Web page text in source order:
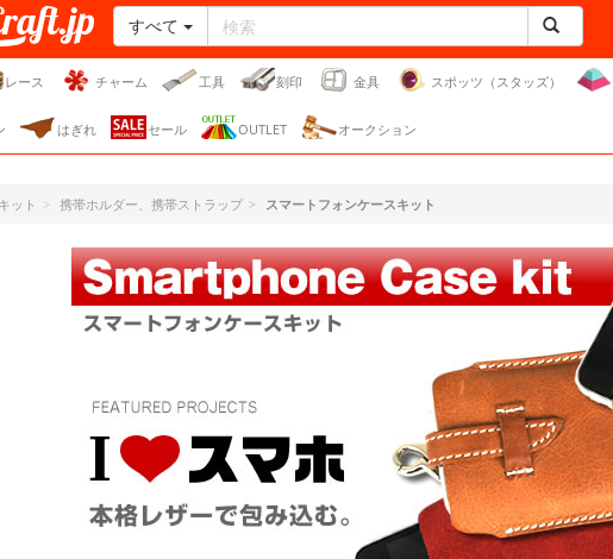
ット・
すべて
レース チャーム 工具 刻印 金具 スポッツ（スタッズ）
はぎれ セール OUTLET オークション
キット 携帯ホルダー、携帯ストラップ スマートフォンケースキット